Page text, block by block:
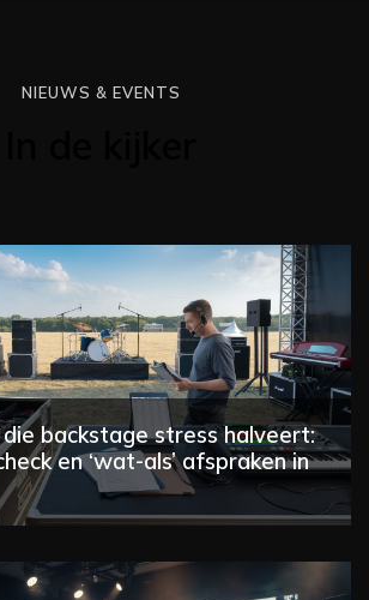
NIEUWS & EVENTS
backstage stress halveert:
en ‘wat-als’ afspraken in